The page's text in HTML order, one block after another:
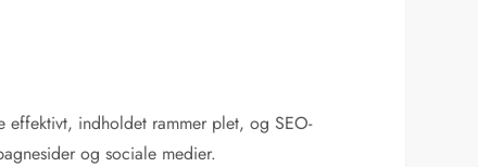
effektivt, indholdet rammer plet, og SEO-
og sociale medier.